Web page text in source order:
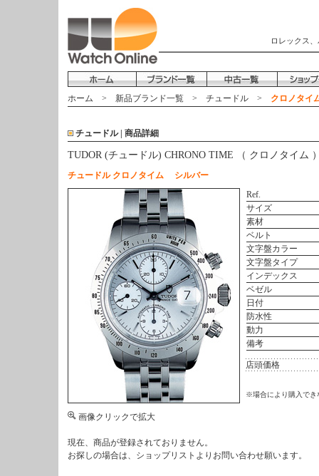
ロレックス
ホーム > 新品ブランド一覧 > チュードル > クロノタイ
チュードル | 商品詳細
TUDOR (チュードル) CHRONO TIME （ クロノタイム
チュードル クロノタイム シルバー
画像クリックで拡大
Ref.
サイズ
素材
ベルト
文字盤カラー
文字盤タイプ
インデックス
ベゼル
日付
防水性
動力
備考
店頭価格
※場合により購入でき
現在、商品が登録されておりません。
お探しの場合は、 ショップリスト よりお問い合わせ願います。